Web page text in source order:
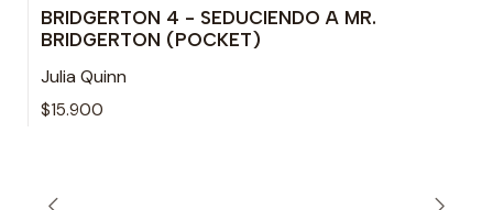
Agotado
BRIDGERTON 4 - SEDUCIENDO A MR.
BRIDGERTON (POCKET)
Julia Quinn
$15.900